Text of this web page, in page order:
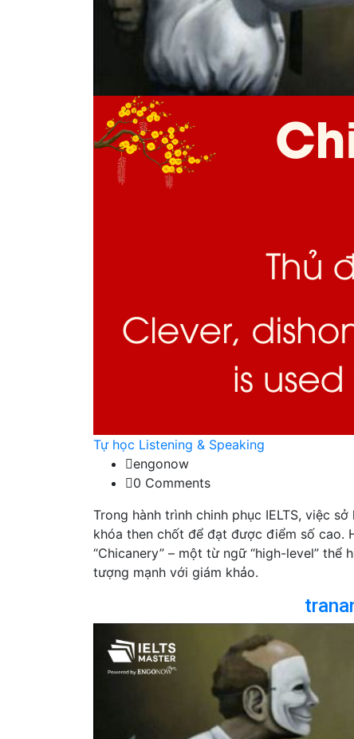
Tự học Listening & Speaking
engonow
0 Comments
Trong hành trình chinh phục IELTS, việc
khóa then chốt để đạt được điểm số cao.
“Chicanery” – một từ ngữ “high-level”
tượng mạnh với giám khảo.